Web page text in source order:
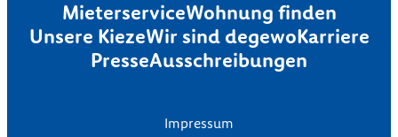
MieterserviceWohnung finden
Unsere KiezeWir sind degewoKarriere
PresseAusschreibungen
Impressum